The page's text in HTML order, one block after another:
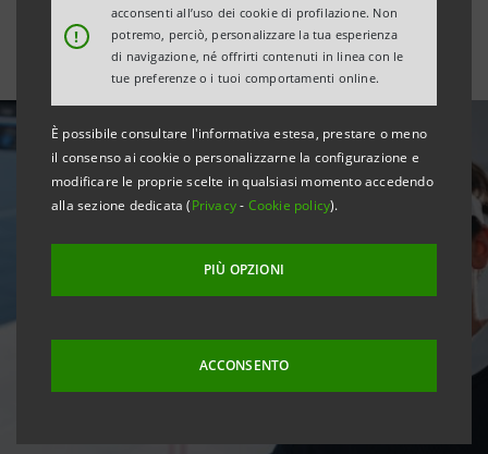
!
acconsenti all’uso dei cookie di profilazione. Non
potremo, perciò, personalizzare la tua esperienza
di navigazione, né offrirti contenuti in linea con le
tue preferenze o i tuoi comportamenti online.
È possibile consultare l'informativa estesa, prestare o meno
il consenso ai cookie o personalizzarne la configurazione e
modificare le proprie scelte in qualsiasi momento accedendo
alla sezione dedicata (Privacy- Cookie policy).
PIÙ OPZIONI
ACCONSENTO